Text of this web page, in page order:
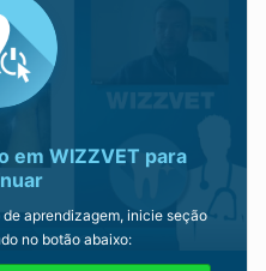
em WIZZVET para
aprendizagem, inicie seção
no botão abaixo: